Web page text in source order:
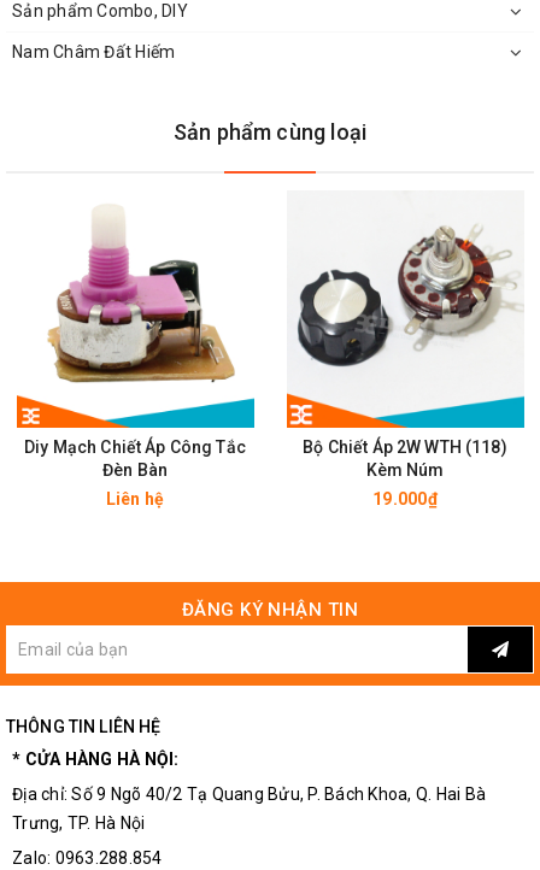
Kích Thước Thực Tế Của Chiết Áp Đôi 10K
Sản phẩm Combo, DIY
Nam Châm Đất Hiếm
Sản phẩm cùng loại
Diy Mạch Chiết Áp Công Tắc
Đèn Bàn
Liên hệ
Bộ Chiết Áp 2W WTH (118)
Kèm Núm
19.000₫
ĐĂNG KÝ NHẬN TIN
THÔNG TIN LIÊN HỆ
* CỬA HÀNG HÀ NỘI:
Địa chỉ: Số 9 Ngõ 40/2 Tạ Quang Bửu, P. Bách Khoa, Q. Hai Bà
Trưng, TP. Hà Nội
Zalo: 0963.288.854